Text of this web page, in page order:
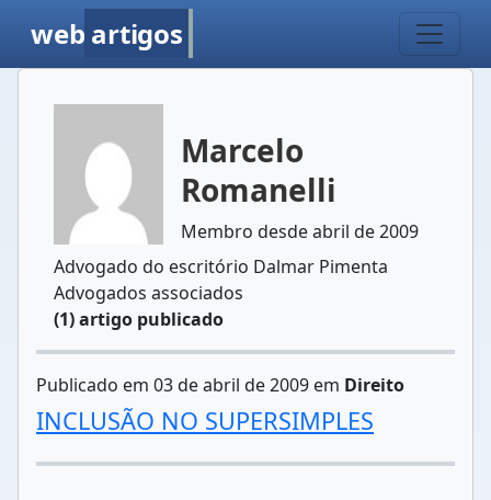
web artigos
Marcelo
Romanelli
Membro desde abril de 2009
Advogado do escritório Dalmar Pimenta
Advogados associados
(1) artigo publicado
Publicado em 03 de abril de 2009 em Direito
INCLUSÃO NO SUPERSIMPLES